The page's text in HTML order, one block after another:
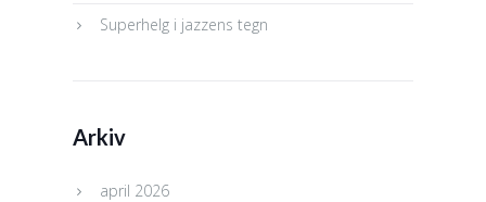
Superhelg i jazzens tegn
Arkiv
april 2026